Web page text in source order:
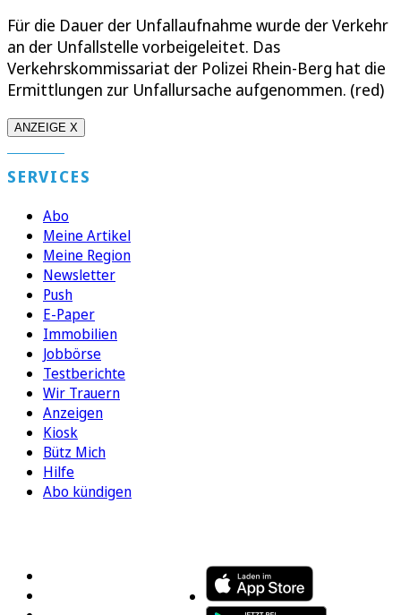
Für die Dauer der Unfallaufnahme wurde der Verkehr
an der Unfallstelle vorbeigeleitet. Das
Verkehrskommissariat der Polizei Rhein-Berg hat die
Ermittlungen zur Unfallursache aufgenommen. (red)
ANZEIGE X
SERVICES
Abo
Meine Artikel
Meine Region
Newsletter
Push
E-Paper
Immobilien
Jobbörse
Testberichte
Wir Trauern
Anzeigen
Kiosk
Bütz Mich
Hilfe
Abo kündigen